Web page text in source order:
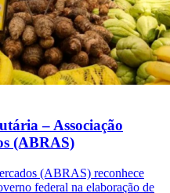
– Associação
(ABRAS)
(ABRAS) reconhece
federal na elaboração de